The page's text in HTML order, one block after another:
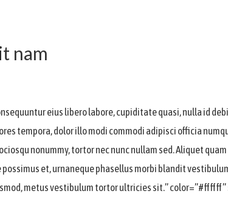
nam
eius libero labore, cupiditate quasi, nulla id
tempora, dolor illo modi commodi adipisci officia
nonummy, tortor nec nunc nullam sed. Aliquet
et, urnaneque phasellus morbi blandit
metus vestibulum tortor ultricies sit.”